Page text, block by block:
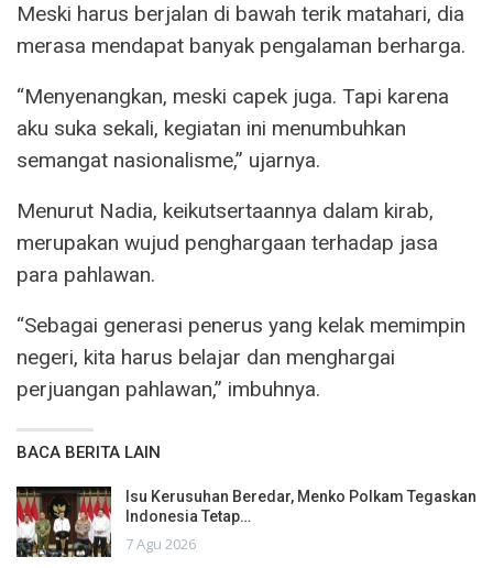
Meski harus berjalan di bawah terik matahari, dia
merasa mendapat banyak pengalaman berharga.
“Menyenangkan, meski capek juga. Tapi karena
aku suka sekali, kegiatan ini menumbuhkan
semangat nasionalisme,” ujarnya.
Menurut Nadia, keikutsertaannya dalam kirab,
merupakan wujud penghargaan terhadap jasa
para pahlawan.
“Sebagai generasi penerus yang kelak memimpin
negeri, kita harus belajar dan menghargai
perjuangan pahlawan,” imbuhnya.
BACA BERITA LAIN
Isu Kerusuhan Beredar, Menko Polkam Tegaskan
Indonesia Tetap…
7 Agu 2026